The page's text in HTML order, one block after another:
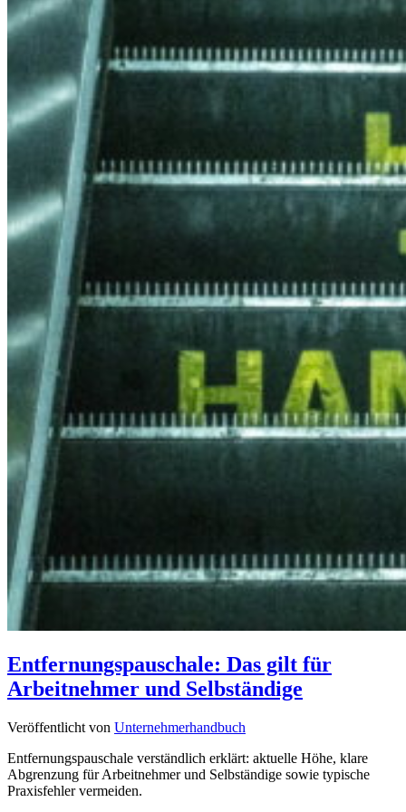
Entfernungspauschale: Das gilt für
Arbeitnehmer und Selbständige
Veröffentlicht von Unternehmerhandbuch
Entfernungspauschale verständlich erklärt: aktuelle Höhe, klare
Abgrenzung für Arbeitnehmer und Selbständige sowie typische
Praxisfehler vermeiden.